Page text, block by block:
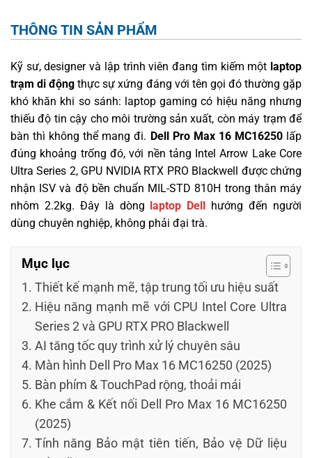
THÔNG TIN SẢN PHẨM
Kỹ sư, designer và lập trình viên đang tìm kiếm một laptop
trạm di động thực sự xứng đáng với tên gọi đó thường gặp
khó khăn khi so sánh: laptop gaming có hiệu năng nhưng
thiếu độ tin cậy cho môi trường sản xuất, còn máy trạm để
bàn thì không thể mang đi. Dell Pro Max 16 MC16250lấp
đúng khoảng trống đó, với nền tảng Intel Arrow Lake Core
Ultra Series 2, GPU NVIDIA RTX PRO Blackwell được chứng
nhận ISV và độ bền chuẩn MIL-STD 810H trong thân máy
nhôm 2.2kg. Đây là dòng
laptop Dell
hướng đến người
dùng chuyên nghiệp, không phải đại trà.
Mục lục
Thiết kế mạnh mẽ, tập trung tối ưu hiệu suất
Hiệu năng mạnh mẽ với CPU Intel Core Ultra
Series 2 và GPU RTX PRO Blackwell
AI tăng tốc quy trình xử lý chuyên sâu
Màn hình Dell Pro Max 16 MC16250 (2025)
Bàn phím & TouchPad rộng, thoải mái
Khe cắm & Kết nối Dell Pro Max 16 MC16250
(2025)
Tính năng Bảo mật tiên tiến, Bảo vệ Dữ liệu